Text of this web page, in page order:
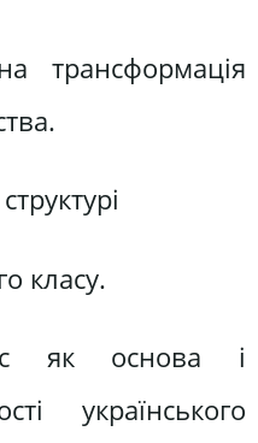
трансформація
класу.
як основа і
українського